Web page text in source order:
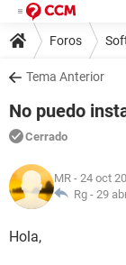
Foros
Tema Anterior
No puedo
Cerrado
MR - 24 oct
Rg - 29
Hola,